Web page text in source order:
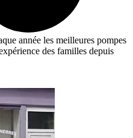
année les meilleures pompes
des familles depuis